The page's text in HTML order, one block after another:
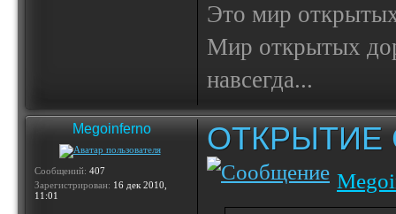
Это мир
Мир открытых
навсегда...
Megoinferno
Сообщений: 407
Зарегистрирован: 16 дек 2010,
11:01
ОТКРЫТИЕ